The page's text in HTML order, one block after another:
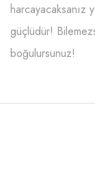
harcayacaksanız
güçlüdür!
boğulursunuz!